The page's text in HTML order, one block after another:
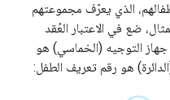
الذي يعرّف مجموعتهم
ضع في الاعتبار العُقد
جهاز التوجيه (الخماسي) هو
هو رقم تعريف الطفل: